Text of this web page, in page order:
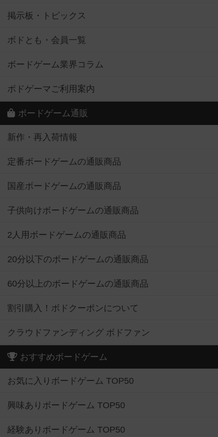
掲示板・トピックス
ボドとも・会員一覧
ボードゲーム業界コラム
ボドゲーマご利用案内
ボードゲーム通販
新作・再入荷情報
定番ボードゲームの通販商品
国産ボードゲームの通販商品
子供向けボードゲームの通販商品
2人用ボードゲームの通販商品
20分以下のボードゲームの通販商品
60分以上のボードゲームの通販商品
割引購入！ボドクーポンについて
クラウドファンディング ボドファン
おすすめボードゲーム
お気に入りボードゲーム TOP50
興味ありボードゲーム TOP50
経験ありボードゲーム TOP50